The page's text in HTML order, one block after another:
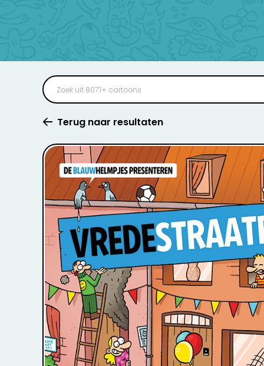
Terug naar resultaten